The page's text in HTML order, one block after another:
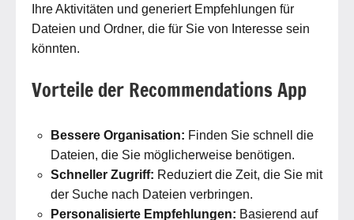
Ihre Aktivitäten und generiert Empfehlungen für
Dateien und Ordner, die für Sie von Interesse sein
könnten.
Vorteile der Recommendations App
Bessere Organisation: Finden Sie schnell die
Dateien, die Sie möglicherweise benötigen.
Schneller Zugriff: Reduziert die Zeit, die Sie mit
der Suche nach Dateien verbringen.
Personalisierte Empfehlungen: Basierend auf